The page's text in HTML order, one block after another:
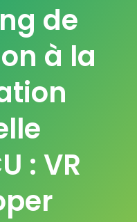
de
à la
: VR